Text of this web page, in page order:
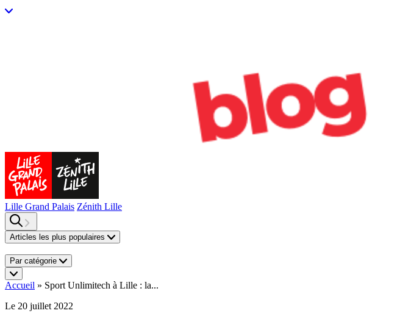
Lille Grand Palais Zénith Lille
Articles les plus populaires
Par catégorie
Accueil » Sport Unlimitech à Lille : la...
Le 20 juillet 2022